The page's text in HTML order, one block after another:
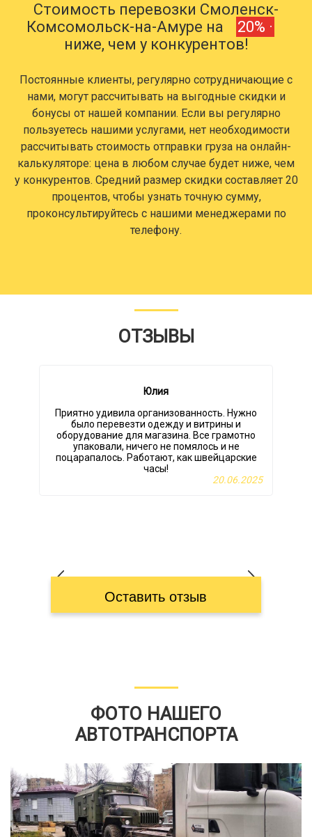
Стоимость перевозки Смоленск-
Комсомольск-на-Амуре на
20% ·
ниже, чем у конкурентов!
Постоянные клиенты, регулярно сотрудничающие с
нами, могут рассчитывать на выгодные скидки и
бонусы от нашей компании. Если вы регулярно
пользуетесь нашими услугами, нет необходимости
рассчитывать стоимость отправки груза на онлайн-
калькуляторе: цена в любом случае будет ниже, чем
у конкурентов. Средний размер скидки составляет 20
процентов, чтобы узнать точную сумму,
проконсультируйтесь с нашими менеджерами по
телефону.
ОТЗЫВЫ
Юлия
Приятно удивила организованность. Нужно
было перевезти одежду и витрины и
оборудование для магазина. Все грамотно
упаковали, ничего не помялось и не
поцарапалось. Работают, как швейцарские
часы!
20.06.2025
Оставить отзыв
ФОТО НАШЕГО
АВТОТРАНСПОРТА